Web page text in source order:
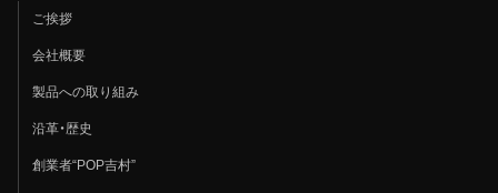
ご挨拶
会社概要
製品への取り組み
沿革・歴史
創業者“POP吉村”